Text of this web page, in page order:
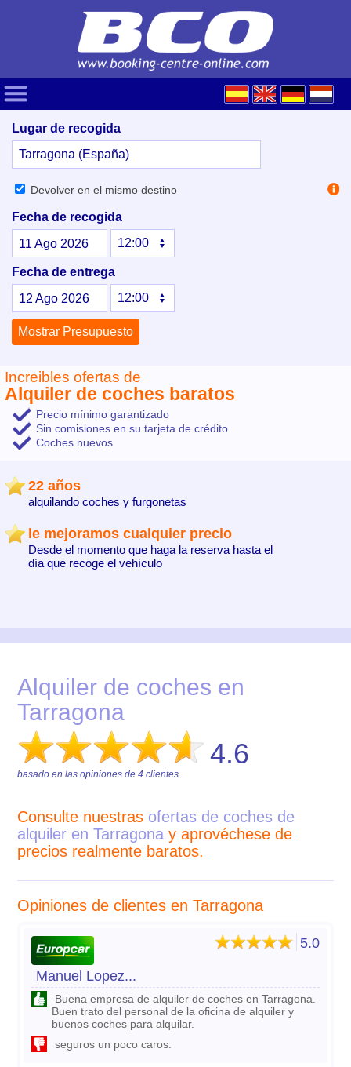
Alquiler de coches en
Tarragona
4.6
basado en las opiniones de4 clientes.
Consulte nuestras ofertas de coches de
alquiler en Tarragona y aprovéchese de
precios realmente baratos.
Opiniones de clientes en Tarragona
Manuel Lopez...
Buena empresa de alquiler de coches en Tarragona.
Buen trato del personal de la oficina de alquiler y
buenos coches para alquilar.
seguros un poco caros.
5.0
Lugar de recogida
Devolver en el mismo destino
Fecha de recogida
11Ago2026
Fecha de entrega
12Ago2026
Increibles ofertas de
Alquiler de coches baratos
Precio mínimo garantizado
Sin comisiones en su tarjeta de crédito
Coches nuevos
22 años
alquilando coches y furgonetas
le mejoramos cualquier precio
Desde el momento que haga la reserva hasta el
día que recoge el vehículo